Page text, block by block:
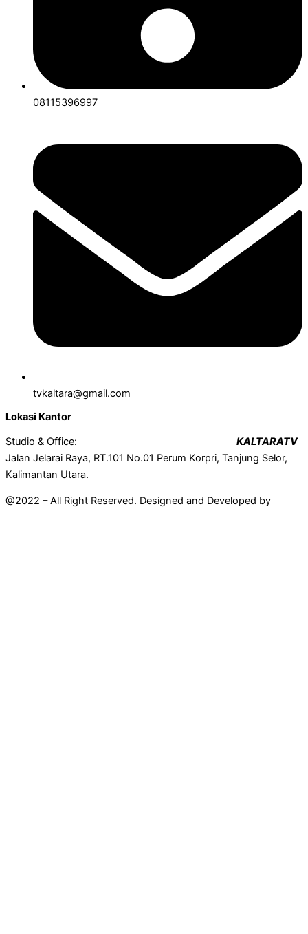
08115396997
tvkaltara@gmail.com
Lokasi Kantor
Studio & Office: KALTARATV
Jalan Jelarai Raya, RT.101 No.01 Perum Korpri, Tanjung Selor,
Kalimantan Utara.
@2022 – All Right Reserved. Designed and Developed by